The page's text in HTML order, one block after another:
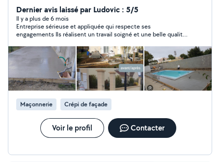
gouttières Pose de velux avec ou sans modification
PEINTURES INTÉRIEUR EXTÉRIEUR rénovation intérieur
extérieur peinture intérieur extérieur pose de tapisserie
MAÇONNERIE Chapes Dalles Fondations Murs
Terrasses Clôture Carrelage Hésitez pas à me contacter
via la plate-forme AlloVoisins Déplacement sous 48
heures et devis gratuit
Dernier avis laissé par Ludovic : 5/5
Il y a plus de 6 mois
Entreprise sérieuse et appliquée qui respecte ses
engagements Ils réalisent un travail soigné et une belle qualité
Maçonnerie Crépi de façade
Voir le profil Contacter